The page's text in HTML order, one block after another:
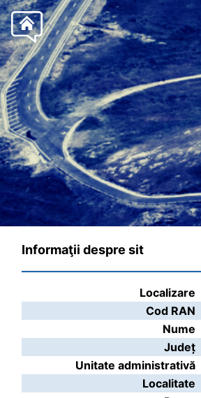
Informaţii despre sit
Localizare
Cod RAN
Nume
Județ
Unitate administrativă
Localitate